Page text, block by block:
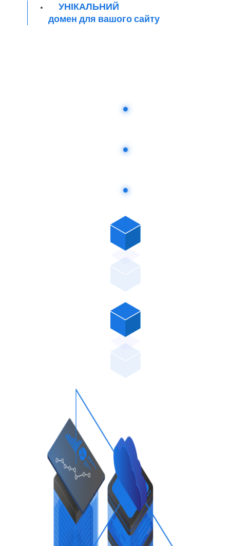
УНІКАЛЬНИЙ
домен для вашого сайту